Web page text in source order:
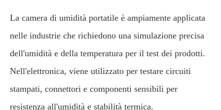
La camera di umidità portatile è ampiamente applicata
nelle industrie che richiedono una simulazione precisa
dell'umidità e della temperatura per il test dei prodotti.
Nell'elettronica, viene utilizzato per testare circuiti
stampati, connettori e componenti sensibili per
resistenza all'umidità e stabilità termica.